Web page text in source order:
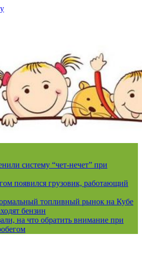
систему “чет-нечет” при
появился грузовик, работающий
топливный рынок на Кубе
бензин
на что обратить внимание при